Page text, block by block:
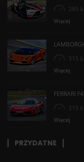
295
Więcej
315
Więcej
FERRARI
315
Więcej
PRZYDATNE